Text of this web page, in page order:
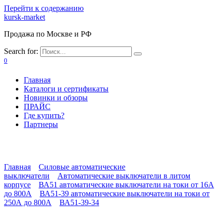
Перейти к содержанию
kursk-market
Продажа по Москве и РФ
Search for:
0
Главная
Каталоги и сертификаты
Новинки и обзоры
ПРАЙС
Где купить?
Партнеры
Главная
Силовые автоматические
выключатели
Автоматические выключатели в литом
корпусе
ВА51 автоматические выключатели на токи от 16А
до 800А
ВА51-39 автоматические выключатели на токи от
250А до 800А
ВА51-39-34